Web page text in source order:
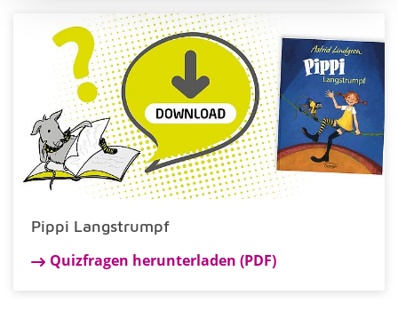
Pippi Langstrumpf
Quizfragen herunterladen (PDF)